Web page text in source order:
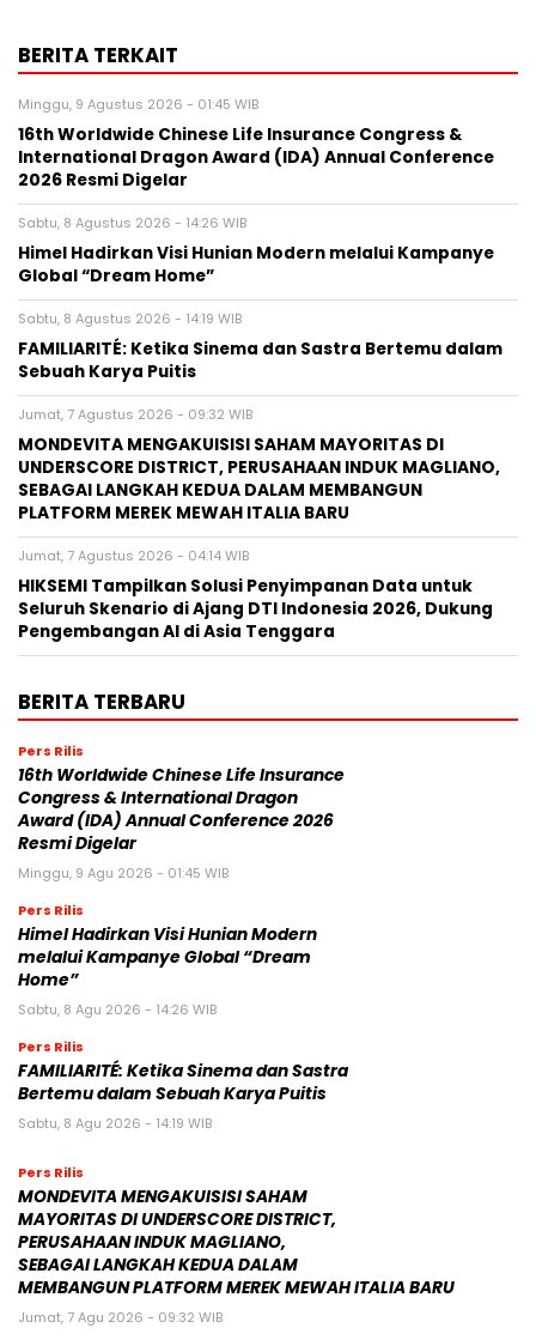
BERITA TERKAIT
Minggu, 9 Agustus 2026 - 01:45 WIB
16th Worldwide Chinese Life Insurance Congress &
International Dragon Award (IDA) Annual Conference
2026 Resmi Digelar
Sabtu, 8 Agustus 2026 - 14:26 WIB
Himel Hadirkan Visi Hunian Modern melalui Kampanye
Global “Dream Home”
Sabtu, 8 Agustus 2026 - 14:19 WIB
FAMILIARITÉ: Ketika Sinema dan Sastra Bertemu dalam
Sebuah Karya Puitis
Jumat, 7 Agustus 2026 - 09:32 WIB
MONDEVITA MENGAKUISISI SAHAM MAYORITAS DI
UNDERSCORE DISTRICT, PERUSAHAAN INDUK MAGLIANO,
SEBAGAI LANGKAH KEDUA DALAM MEMBANGUN
PLATFORM MEREK MEWAH ITALIA BARU
Jumat, 7 Agustus 2026 - 04:14 WIB
HIKSEMI Tampilkan Solusi Penyimpanan Data untuk
Seluruh Skenario di Ajang DTI Indonesia 2026, Dukung
Pengembangan AI di Asia Tenggara
BERITA TERBARU
Pers Rilis
16th Worldwide Chinese Life Insurance
Congress & International Dragon
Award (IDA) Annual Conference 2026
Resmi Digelar
Minggu, 9 Agu 2026 - 01:45 WIB
Pers Rilis
Himel Hadirkan Visi Hunian Modern
melalui Kampanye Global “Dream
Home”
Sabtu, 8 Agu 2026 - 14:26 WIB
Pers Rilis
FAMILIARITÉ: Ketika Sinema dan Sastra
Bertemu dalam Sebuah Karya Puitis
Sabtu, 8 Agu 2026 - 14:19 WIB
Pers Rilis
MONDEVITA MENGAKUISISI SAHAM
MAYORITAS DI UNDERSCORE DISTRICT,
PERUSAHAAN INDUK MAGLIANO,
SEBAGAI LANGKAH KEDUA DALAM
MEMBANGUN PLATFORM MEREK MEWAH ITALIA BARU
Jumat, 7 Agu 2026 - 09:32 WIB